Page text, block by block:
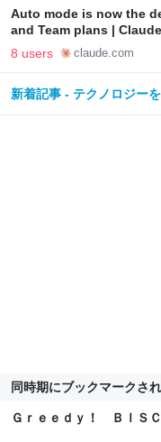
Auto mode is now the
and Team plans |
8 users claude.com
新着記事 - テクノロジー
同時期にブックマークさ
Ｇｒｅｅｄｙ！ ＢＩＳ